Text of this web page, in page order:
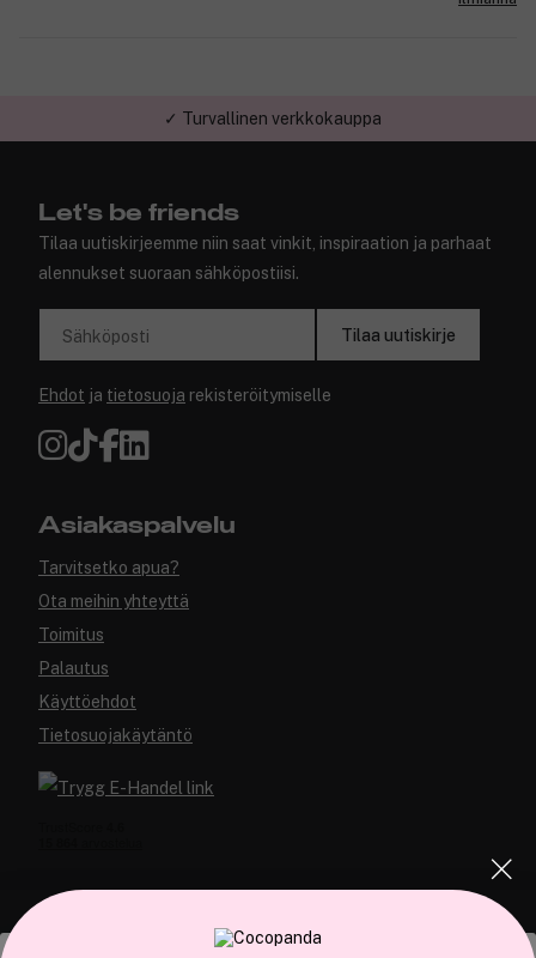
✓ Turvallinen verkkokauppa
Let's be friends
Tilaa uutiskirjeemme niin saat vinkit, inspiraation ja parhaat
alennukset suoraan sähköpostiisi.
Sähköposti Tilaa uutiskirje
Ehdot ja tietosuoja rekisteröitymiselle
Asiakaspalvelu
Tarvitsetko apua?
Ota meihin yhteyttä
Toimitus
Palautus
Käyttöehdot
Tietosuojakäytäntö